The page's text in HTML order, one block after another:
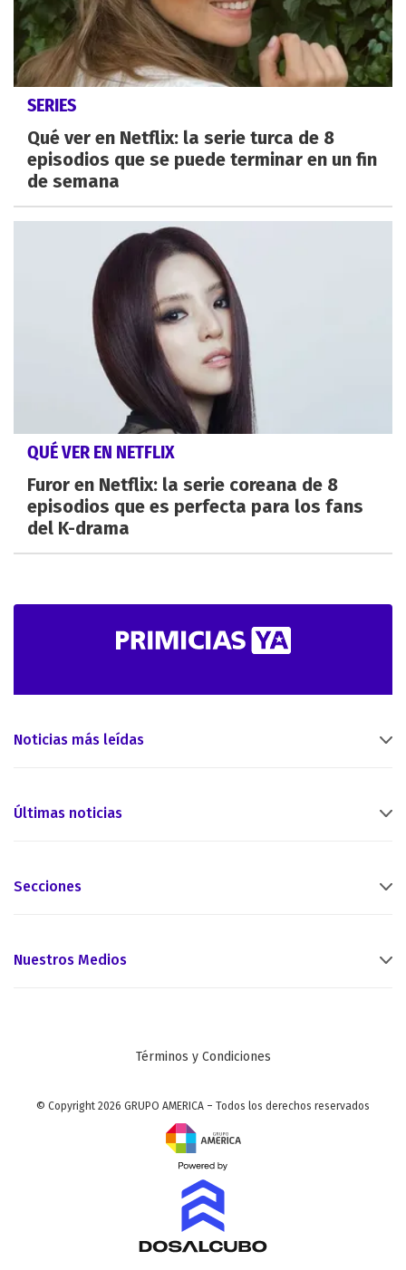
SERIES
Qué ver en Netflix: la serie turca de 8
episodios que se puede terminar en un fin
de semana
QUÉ VER EN NETFLIX
Furor en Netflix: la serie coreana de 8
episodios que es perfecta para los fans
del K-drama
Noticias más leídas
Últimas noticias
Secciones
Nuestros Medios
Términos y Condiciones
© Copyright 2026 GRUPO AMERICA – Todos los derechos reservados